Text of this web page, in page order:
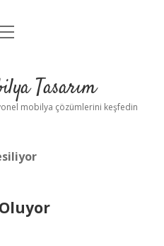
UyarıTasarım
mobilya çözümlerini keşfedin